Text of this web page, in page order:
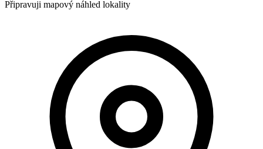
Připravuji mapový náhled lokality